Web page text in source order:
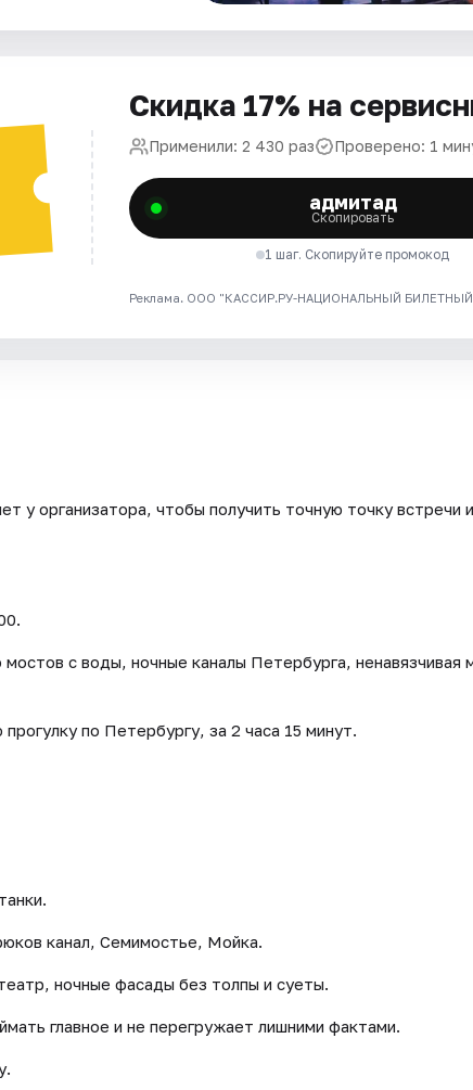
Скидка 17% на
Применили: 2 430 раз Проверено: 1
адмитад
Скопировать
1 шаг. Скопируйте промокод
Реклама. ООО "КАССИР.РУ-НАЦИОНАЛЬНЫЙ БИЛЕТНЫЙ
у организатора, чтобы получить точную точку встречи
с воды, ночные каналы Петербурга, ненавязчивая
по Петербургу, за 2 часа 15 минут.
канал, Семимостье, Мойка.
ночные фасады без толпы и суеты.
главное и не перегружает лишними фактами.